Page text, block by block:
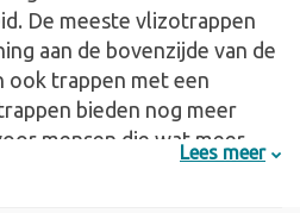
De meeste vlizotrappen
aan de bovenzijde van de
ook trappen met een
bieden nog meer
mensen die wat meer
belopen van een vlizotrap.
Lees meer